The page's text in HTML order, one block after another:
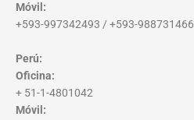
Móvil:
+593-997342493 / +593-988731466
Perú:
Oficina:
+ 51-1-4801042
Móvil: